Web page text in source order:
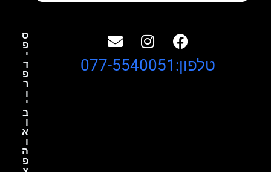
ס
פ
י
ד
פ
ר
ו
י
ב
ו
א
ו
ה
פ
טלפון:077-5540051